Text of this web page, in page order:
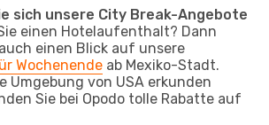
sich unsere City Break-Angebote
einen Hotelaufenthalt? Dann
einen Blick auf unsere
Wochenende ab Mexiko-Stadt.
Umgebung von USA erkunden
Sie bei Opodo tolle Rabatte auf